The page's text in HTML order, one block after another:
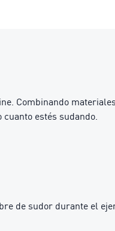
Combinando
estés sudando.
de sudor durante el